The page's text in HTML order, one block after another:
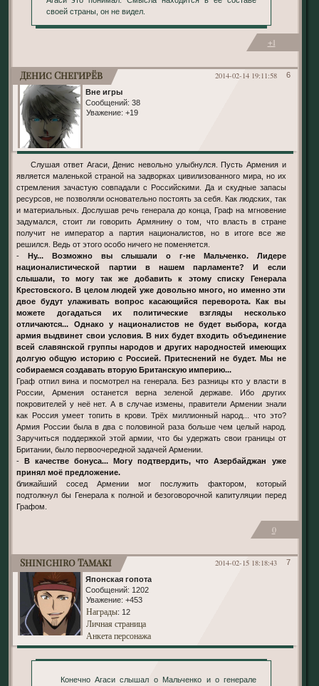
своей страны, он не видел.
+1
6
2014-02-14 19:11:58
Денис Снегирёв
Вне игры
Сообщений: 38
Уважение: +19
Слушая ответ Агаси, Денис невольно улыбнулся. Пусть Армения и
является маленькой страной на задворках цивилизованного мира, но их
стремления зачастую совпадали с Российскими. Да и скудные запасы
ресурсов, не позволяли основательно постоять за себя. Как людских, так
и материальных. Дослушав речь генерала до конца, Граф на мгновение
задумался, стоит ли говорить Армянину о том, что власть в стране
получит не император а партия националистов, но в итоге все же
решился. Ведь от этого особо ничего не поменяется.
-
Ну... Возможно вы слышали о г-не Мальченко. Лидере
националистической партии в нашем парламенте? И если
слышали, то могу так же добавить к этому списку Генерала
Крестовского. В целом людей уже довольно много, но именно эти
двое будут улаживать вопрос касающийся переворота. Как вы
можете догадаться их политические взгляды несколько
отличаются... Однако у националистов не будет выбора, когда
армия выдвинет свои условия. В них будет входить объединение
всей славянской группы народов и других народностей имеющих
долгую общую историю с Россией. Притеснений не будет. Мы не
собираемся создавать вторую Британскую империю...
Граф отпил вина и посмотрел на генерала. Без разницы кто у власти в
России, Армения останется верна зеленой державе. Ибо других
покровителей у неё нет. А в случае измены, правители Армении знали
как Россия умеет топить в крови. Трёх миллионный народ... что это?
Армия России была в два с половиной раза больше чем целый народ.
Заручиться поддержкой этой армии, что бы удержать свои границы от
Британии, было первоочередной задачей Армении.
- В качестве бонуса... Могу подтвердить, что Азербайджан уже
принял моё предложение.
ближайший сосед Армении мог послужить фактором, который
подтолкнул бы Генерала к полной и безоговорочной капитуляции перед
Графом.
0
7
2014-02-15 18:18:43
Shinichiro Tamaki
Японская гопота
Сообщений: 1202
Уважение: +453
Награды: 12
Личная страница
Анкета персонажа
Конечно Агаси слышал о Мальченко и о генерале